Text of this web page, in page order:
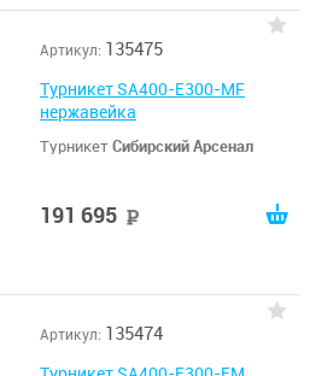
Артикул: 135475
Турникет SA400-E300-MF
нержавейка
ТурникетСибирский Арсенал
191 695
Артикул: 135474